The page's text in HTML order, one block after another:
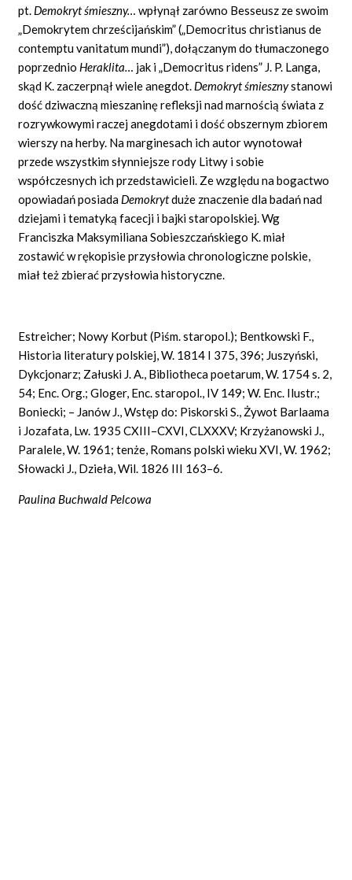
pt. Demokryt śmieszny…wpłynął zarówno Besseusz ze swoim
„Demokrytem chrześcijańskim” („Democritus christianus de
contemptu vanitatum mundi”), dołączanym do tłumaczonego
poprzednio Heraklita… jak i „Democritus ridens” J. P. Langa,
skąd K. zaczerpnął wiele anegdot. Demokryt śmiesznystanowi
dość dziwaczną mieszaninę refleksji nad marnością świata z
rozrywkowymi raczej anegdotami i dość obszernym zbiorem
wierszy na herby. Na marginesach ich autor wynotował
przede wszystkim słynniejsze rody Litwy i sobie
współczesnych ich przedstawicieli. Ze względu na bogactwo
opowiadań posiada Demokrytduże znaczenie dla badań nad
dziejami i tematyką facecji i bajki staropolskiej. Wg
Franciszka Maksymiliana Sobieszczańskiego K. miał
zostawić w rękopisie przysłowia chronologiczne polskie,
miał też zbierać przysłowia historyczne.
Estreicher; Nowy Korbut (Piśm. staropol.); Bentkowski F.,
Historia literatury polskiej, W. 1814 I 375, 396; Juszyński,
Dykcjonarz; Załuski J. A., Bibliotheca poetarum, W. 1754 s. 2,
54; Enc. Org.; Gloger, Enc. staropol., IV 149; W. Enc. Ilustr.;
Boniecki; – Janów J., Wstęp do: Piskorski S., Żywot Barlaama
i Jozafata, Lw. 1935 CXIII–CXVI, CLXXXV; Krzyżanowski J.,
Paralele, W. 1961; tenże, Romans polski wieku XVI, W. 1962;
Słowacki J., Dzieła, Wil. 1826 III 163–6.
Paulina Buchwald Pelcowa